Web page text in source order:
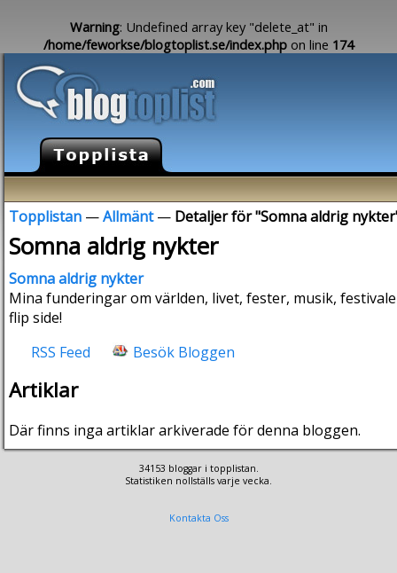
Warning: Undefined array key "delete_at" in
/home/feworkse/blogtoplist.se/index.php on line 174
Topplistan —Allmänt— Detaljer för "Somna aldrig
Somna aldrig nykter
Somna aldrig nykter
Mina funderingar om världen, livet, fester, musik,
flip side!
RSS Feed
Besök Bloggen
Artiklar
Där finns inga artiklar arkiverade för denna bloggen.
34153 bloggar i topplistan.
Statistiken nollställs varje vecka.
Kontakta Oss